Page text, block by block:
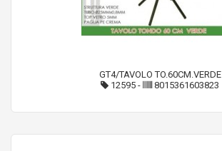
GT4/TAVOLO TO.60CM.VERDE
12595 - 8015361603823